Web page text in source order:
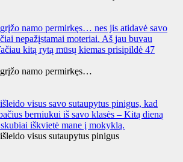
namo permirkęs… nes jis atidavė savo
nepažįstamai moteriai. Aš jau buvau
kitą rytą mūsų kiemas prisipildė 47
namo permirkęs…
visus savo sutaupytus pinigus, kad
berniukui iš savo klasės – Kitą dieną
iškvietė mane į mokyklą.
visus sutaupytus pinigus